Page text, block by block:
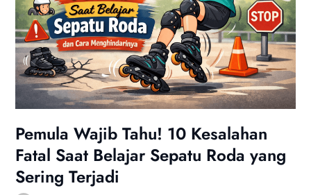
Pemula Wajib Tahu! 10 Kesalahan
Fatal Saat Belajar Sepatu Roda yang
Sering Terjadi